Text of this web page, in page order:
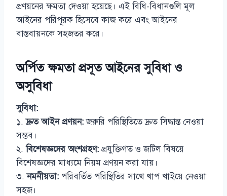
প্রণয়নের ক্ষমতা দেওয়া হয়েছে। এই বিধি-বিধানগুলি মূল
আইনের পরিপূরক হিসেবে কাজ করে এবং আইনের
বাস্তবায়নকে সহজতর করে।
অর্পিত ক্ষমতা প্রসূত আইনের সুবিধা ও
অসুবিধা
সুবিধা:
১.দ্রুত আইন প্রণয়ন:জরুরি পরিস্থিতিতে দ্রুত সিদ্ধান্ত নেওয়া
সম্ভব।
২.বিশেষজ্ঞদের অংশগ্রহণ: প্রযুক্তিগত ও জটিল বিষয়ে
বিশেষজ্ঞদের মাধ্যমে নিয়ম প্রণয়ন করা যায়।
৩.নমনীয়তা: পরিবর্তিত পরিস্থিতির সাথে খাপ খাইয়ে নেওয়া
সহজ।